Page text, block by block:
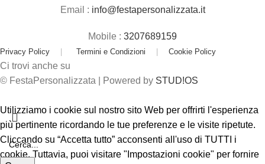
Email : info@festapersonalizzata.it
Mobile : 3207689159
Privacy Policy | Termini e Condizioni | Cookie Policy
Ci trovi anche su
© FestaPersonalizzata | Powered by STUD!OS
Utilizziamo i cookie sul nostro sito Web per offrirti l'esperienza
più pertinente ricordando le tue preferenze e le visite ripetute.
Cliccando su “Accetta tutto” acconsenti all'uso di TUTTI i
cookie. Tuttavia, puoi visitare "Impostazioni cookie" per fornire